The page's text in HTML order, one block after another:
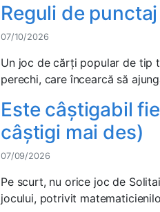
Reguli de
07/10/2026
Un joc de cărți popular de tip
perechi, care încearcă să
Este câștigabil
câștigi mai des)
07/09/2026
Pe scurt, nu orice joc de
jocului, potrivit